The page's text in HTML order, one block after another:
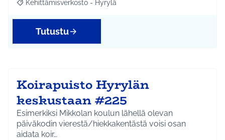
Rajaa tulokset aihepiirin mukaan: Kehittämisverkosto - Hyrylä
Kehittämisverkosto - Hyrylä
Tutustu
Koirapuisto Hyrylän
keskustaan #225
Esimerkiksi Mikkolan koulun lähellä olevan
päiväkodin vierestä/hiekkakentästä voisi osan
aidata koir…